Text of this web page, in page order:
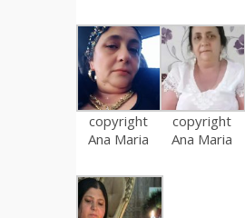
copyright
Ana Maria
copyright
Ana Maria